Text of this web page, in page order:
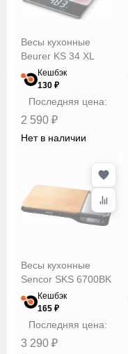
Весы кухонные
Beurer KS 34 XL
Кешбэк
130 ₽
Последняя цена:
2 590 ₽
Нет в наличии
Весы кухонные
Sencor SKS 6700BK
Кешбэк
165 ₽
Последняя цена:
3 290 ₽